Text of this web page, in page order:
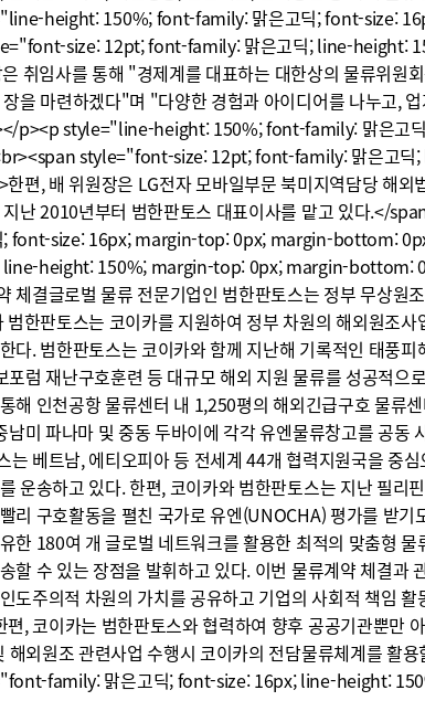
height: 150%; font-family: 맑은고딕; font-size:
size: 12pt; font-family: 맑은고딕; line-height:
취임사를 통해 "경제계를 대표하는 대한상의 물류위원
을 마련하겠다"며 "다양한 경험과 아이디어를 나누고,
p><p style="line-height: 150%; font-family: 맑은고
style="font-size: 12pt; font-family: 맑은고
, 배 위원장은 LG전자 모바일부문 북미지역담당 해외
지난 2010년부터 범한판토스 대표이사를 맡고 있다.</
font-size: 16px; margin-top: 0px; margin-bottom:
height: 150%; margin-top: 0px; margin-bottom:
체결글로벌 물류 전문기업인 범한판토스는 정부 무상원
한판토스는 코이카를 지원하여 정부 차원의 해외원조
다. 범한판토스는 코이카와 함께 지난해 기록적인 태풍
럼 재난구호훈련 등 대규모 해외 지원 물류를 성공적으
해 인천공항 물류센터 내 1,250평의 해외긴급구호 물류
남미 파나마 및 중동 두바이에 각각 유엔물류창고를 공동
는 베트남, 에티오피아 등 전세계 44개 협력지원국을 중
운송하고 있다. 한편, 코이카와 범한판토스는 지난 필리
리 구호활동을 펼친 국가로 유엔(UNOCHA) 평가를 받기
한 180여 개 글로벌 네트워크를 활용한 최적의 맞춤형
할 수 있는 장점을 발휘하고 있다. 이번 물류계약 체결과
도주의적 차원의 가치를 공유하고 기업의 사회적 책임
, 코이카는 범한판토스와 협력하여 향후 공공기관뿐만
해외원조 관련사업 수행시 코이카의 전담물류체계를 활
family: 맑은고딕; font-size: 16px; line-height: